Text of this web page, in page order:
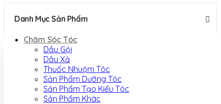
Danh Mục Sản Phẩm
Chăm Sóc Tóc
Dầu Gội
Dầu Xả
Thuốc Nhuộm Tóc
Sản Phẩm Dưỡng Tóc
Sản Phẩm Tạo Kiểu Tóc
Sản Phẩm Khác